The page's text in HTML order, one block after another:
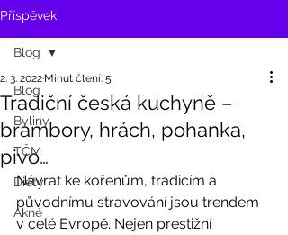
Příspěvek
Blog
Byliny
TČM
Diety
Akné
Blog
Tradiční česká kuchyně –
brambory, hrách, pohanka,
pivo…
2. 3. 2022 Minut čtení: 5
Návrat ke kořenům, tradicím a
původnímu stravování jsou trendem
v celé Evropě. Nejen prestižní